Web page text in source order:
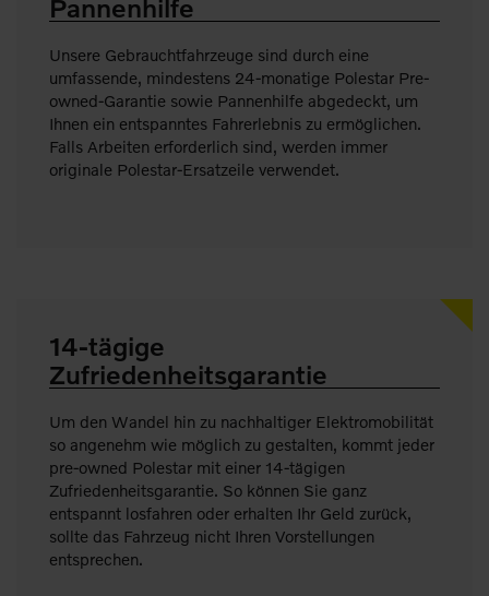
Pannenhilfe
Unsere Gebrauchtfahrzeuge sind durch eine
umfassende, mindestens 24-monatige Polestar Pre-
owned-Garantie sowie Pannenhilfe abgedeckt, um
Ihnen ein entspanntes Fahrerlebnis zu ermöglichen.
Falls Arbeiten erforderlich sind, werden immer
originale Polestar-Ersatzeile verwendet.
14-tägige
Zufriedenheitsgarantie
Um den Wandel hin zu nachhaltiger Elektromobilität
so angenehm wie möglich zu gestalten, kommt jeder
pre-owned Polestar mit einer 14-tägigen
Zufriedenheitsgarantie. So können Sie ganz
entspannt losfahren oder erhalten Ihr Geld zurück,
sollte das Fahrzeug nicht Ihren Vorstellungen
entsprechen.